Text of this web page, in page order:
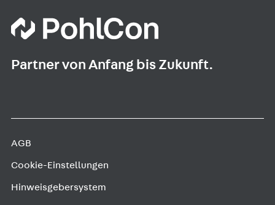
Partner von Anfang bis Zukunft.
AGB
Cookie-Einstellungen
Hinweisgebersystem